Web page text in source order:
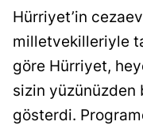
Hürriyet’in
milletvekilleriyle
göre Hürriyet,
sizin yüzünüzden
gösterdi.